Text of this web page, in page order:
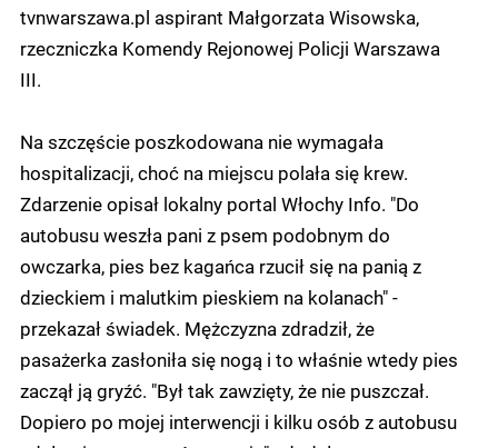
tvnwarszawa.pl aspirant Małgorzata Wisowska,
rzeczniczka Komendy Rejonowej Policji Warszawa
III.
Na szczęście poszkodowana nie wymagała
hospitalizacji, choć na miejscu polała się krew.
Zdarzenie opisał lokalny portal Włochy Info. "Do
autobusu weszła pani z psem podobnym do
owczarka, pies bez kagańca rzucił się na panią z
dzieckiem i malutkim pieskiem na kolanach" -
przekazał świadek. Mężczyzna zdradził, że
pasażerka zasłoniła się nogą i to właśnie wtedy pies
zaczął ją gryźć. "Był tak zawzięty, że nie puszczał.
Dopiero po mojej interwencji i kilku osób z autobusu